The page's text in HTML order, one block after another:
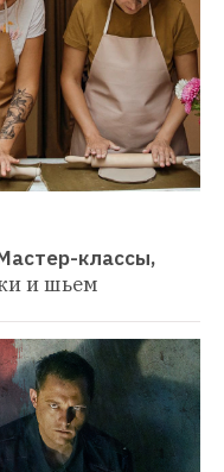
классы,
и шьем